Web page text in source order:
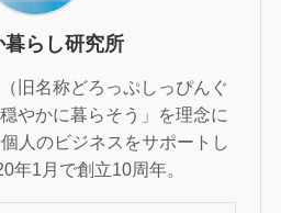
暮らし研究所
旧名称どろっぷしっぴんぐ
やかに暮らそう」を理念に
人のビジネスをサポートし
年1月で創立10周年。